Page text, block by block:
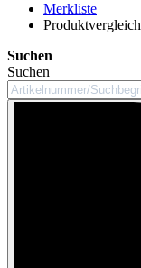
Merkliste
Produktvergleich
Suchen
Suchen